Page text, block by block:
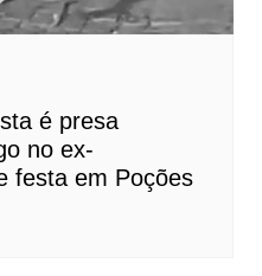
é presa
no ex-
festa em Poções